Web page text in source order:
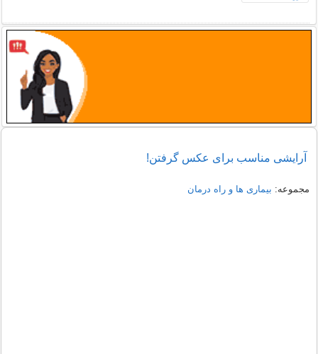
آرایشی مناسب برای عکس گرفتن!
مجموعه: بیماری ها و راه درمان